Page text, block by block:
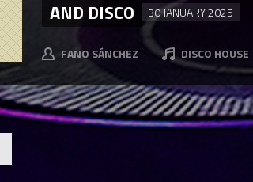
AND DISCO
30 JANUARY 2025
FANO SÁNCHEZ DISCO HOUSE